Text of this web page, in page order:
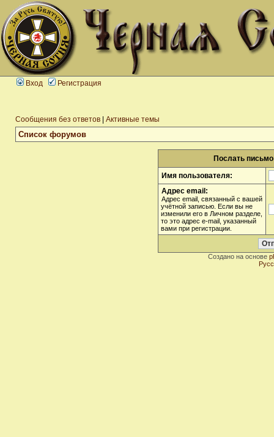
Вход Регистрация
Сообщения без ответов Активные темы
Список форумов
Послать
Имя пользователя:
Адрес email:
Адрес email, связанный с вашей
учётной записью. Если вы не
изменили его в Личном разделе,
то это адрес e-mail, указанный
вами при регистрации.
Создано на основе